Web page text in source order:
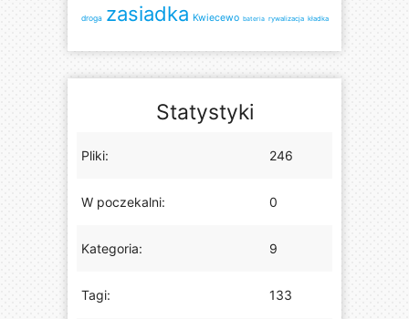
droga zasiadka Kwiecewo bateria rywalizacja kładka
Statystyki
Pliki: 246
W poczekalni: 0
Kategoria: 9
Tagi: 133